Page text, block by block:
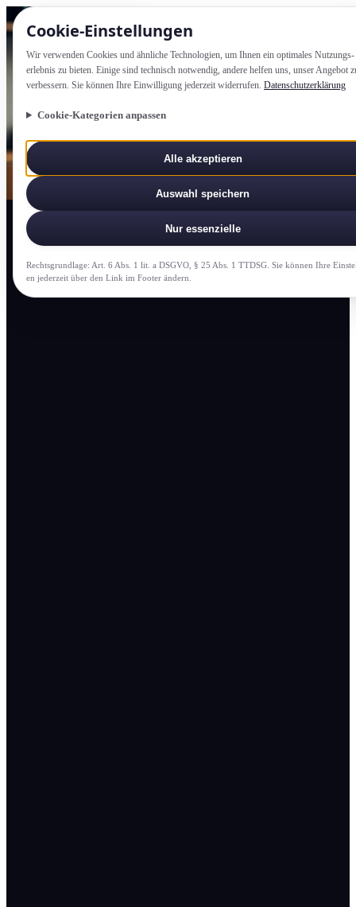
Cookie-Einstellung­en
Wir verwenden Cookies und ähnliche Technologien, um Ihnen ein optimales Nutzungs­
erlebnis zu bieten. Einige sind technisch notwendig, andere helfen uns, unser Angebot
verbessern. Sie können Ihre Einwilligung jederzeit widerrufen. Datenschutzerklärung
Cookie-Kategorien anpassen
Alle akzeptieren
Auswahl speichern
Nur essenzielle
Rechtsgrundlage: Art. 6 Abs. 1 lit. a DSGVO, § 25 Abs. 1 TTDSG. Sie können Ihre
en jederzeit über den Link im Footer ändern.